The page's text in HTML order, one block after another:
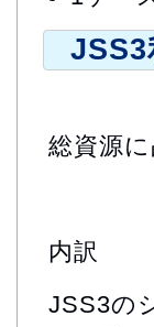
JSS3
総資源
内訳
JSS3の